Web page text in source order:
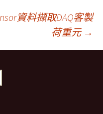
資料擷取DAQ客製
荷重元 →